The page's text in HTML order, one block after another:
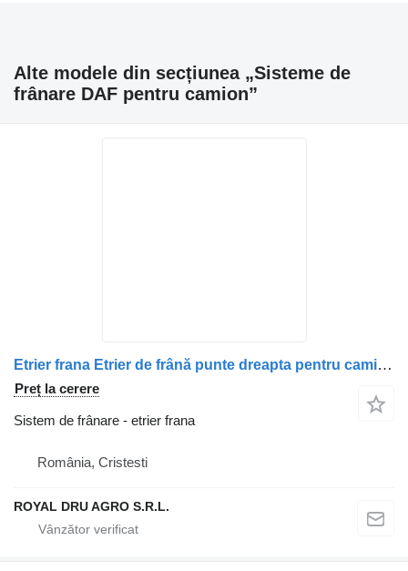
Alte modele din secțiunea „Sisteme de
frânare DAF pentru camion”
Etrier frana Etrier de frână punte dreapta pentru camion DAF 1928819
Preț la cerere
Sistem de frânare - etrier frana
România, Cristesti
ROYAL DRU AGRO S.R.L.